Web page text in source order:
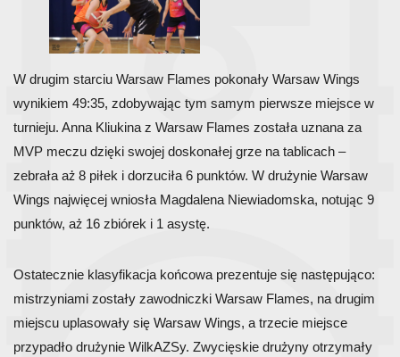
W drugim starciu Warsaw Flames pokonały Warsaw Wings
wynikiem 49:35, zdobywając tym samym pierwsze miejsce w
turnieju. Anna Kliukina z Warsaw Flames została uznana za
MVP meczu dzięki swojej doskonałej grze na tablicach –
zebrała aż 8 piłek i dorzuciła 6 punktów. W drużynie Warsaw
Wings najwięcej wniosła Magdalena Niewiadomska, notując 9
punktów, aż 16 zbiórek i 1 asystę.
Ostatecznie klasyfikacja końcowa prezentuje się następująco:
mistrzyniami zostały zawodniczki Warsaw Flames, na drugim
miejscu uplasowały się Warsaw Wings, a trzecie miejsce
przypadło drużynie WilkAZSy. Zwycięskie drużyny otrzymały